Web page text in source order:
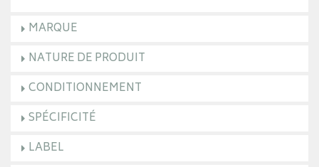
MARQUE
NATURE DE PRODUIT
CONDITIONNEMENT
SPÉCIFICITÉ
LABEL